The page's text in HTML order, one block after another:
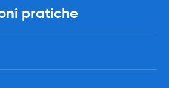
pratiche